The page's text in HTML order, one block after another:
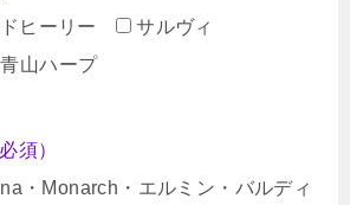
ヒーリー
サルヴィ
青山ハープ
必須）
・Monarch・エルミン・バルディ